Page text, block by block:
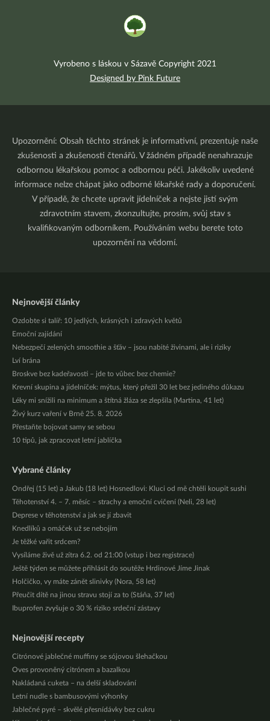
Vyrobeno s láskou v Sázavě Copyright 2021
Designed by Pink Future
Upozornění: Obsah těchto stránek je informativní, prezentuje naše
zkušenosti a zkušenosti čtenářů. V žádném případě nenahrazuje
odbornou lékařskou pomoc a odbornou péči. Jakékoliv uvedené
informace nelze chápat jako odborné lékařské rady a doporučení.
V případě, že chcete upravit jídelníček a nejste jistí svým
zdravotním stavem, zkonzultujte, prosím, svůj stav s
kvalifikovaným odborníkem. Používáním webu berete toto
upozornění na vědomí.
Nejnovější články
Ozdobte si talíř: 10 jedlých, krásných i zdravých květů
Emoční zajídání
Nebezpečí zelených smoothie a šťáv – jsou nabité živinami, ale i riziky
Lví brána
Broskve bez kadeřavosti – jde to vůbec bez chemie?
Krevní skupina a jídelníček: mýtus, který přežil 30 let bez jediného důkazu
Léky mi snížili na minimum a štítná žláza se zlepšila (Martina, 41 let)
Živý kurz vaření v Brně 25. 8. 2026
Přestaňte bojovat samy se sebou
10 tipů, jak zpracovat letní jablíčka
Vybrané články
Ondřej (15 let) a Jakub (18 let) Hosnedlovi: Kluci od mě chtěli koupit sushi
Těhotenství 4. – 7. měsíc – strachy a emoční cvičení (Neli, 28 let)
Deprese v těhotenství a jak se jí zbavit
Knedlíků a omáček už se nebojím
Je těžké vařit srdcem?
Vysíláme živě už zítra 6.2. od 21:00 (vstup i bez registrace)
Ještě týden se můžete přihlásit do soutěže Hrdinové Jíme Jinak
Holčičko, vy máte zánět slinivky (Nora, 58 let)
Přeučit dítě na jinou stravu stojí za to (Stáňa, 37 let)
Ibuprofen zvyšuje o 30 % riziko srdeční zástavy
Nejnovější recepty
Citrónové jablečné muffiny se sójovou šlehačkou
Oves provoněný citrónem a bazalkou
Nakládaná cuketa – na delší skladování
Letní nudle s bambusovými výhonky
Jablečné pyré – skvělé přesnídávky bez cukru